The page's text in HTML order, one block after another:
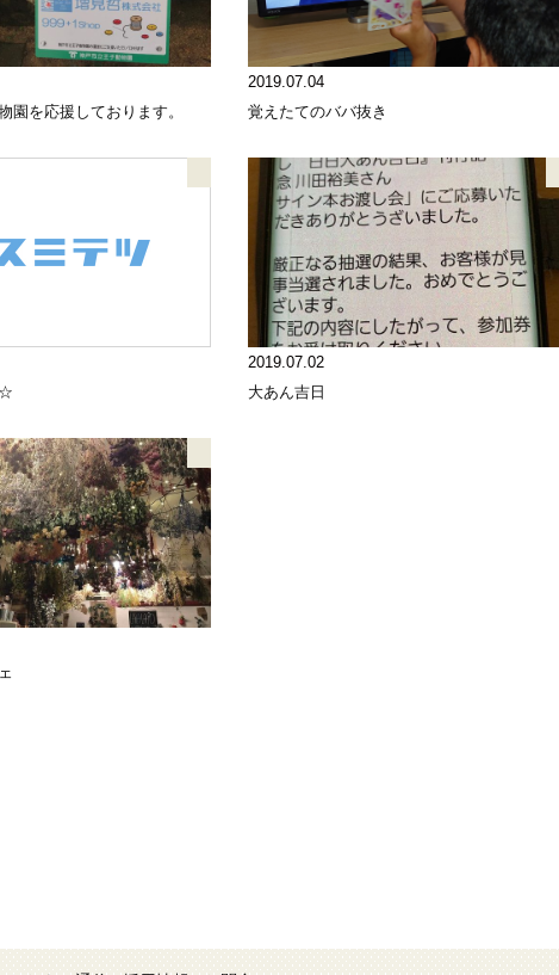
園を応援しております。
2019.07.04
覚えたてのババ抜き
2019.07.02
大あん吉日